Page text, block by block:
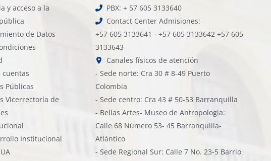
y acceso a la
de Datos
cuentas
Públicas
Vicerrectoría de
Institucional
PBX: + 57 605 3133640
Contact Center Admisiones:
+57 605 3133641 - +57 605 3133642 +57 605
3133643
Canales físicos de atención
- Sede norte: Cra 30 # 8-49 Puerto
Colombia
- Sede centro: Cra 43 # 50-53 Barranquilla
- Bellas Artes- Museo de Antropología:
Calle 68 Número 53- 45 Barranquilla-
Atlántico
- Sede Regional Sur: Calle 7 No. 23-5 Barrio